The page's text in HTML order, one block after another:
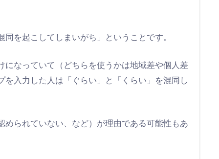
を起こしてしまいがち」ということです。
なっていて（どちらを使うかは地域差や個人差
入力した人は「ぐらい」と「くらい」を混同し
られていない、など）が理由である可能性もあ